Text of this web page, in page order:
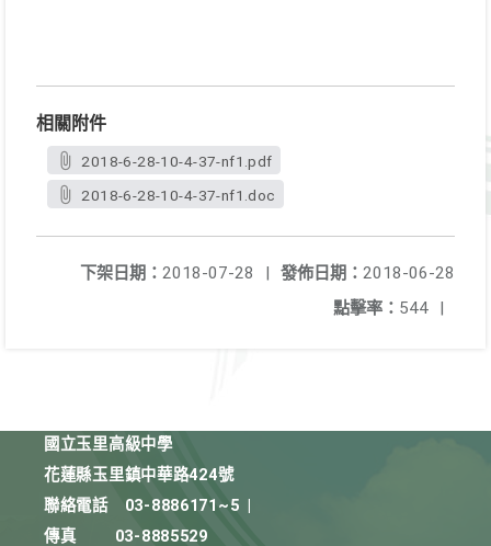
相關附件
2018-6-28-10-4-37-nf1.pdf
2018-6-28-10-4-37-nf1.doc
發佈日期： 2018-06-28
下架日期： 2018-07-28
|
點擊率： 544 |
國立玉里高級中學
花蓮縣玉里鎮中華路424號
聯絡電話
03-8886171~5
傳真
03-8885529